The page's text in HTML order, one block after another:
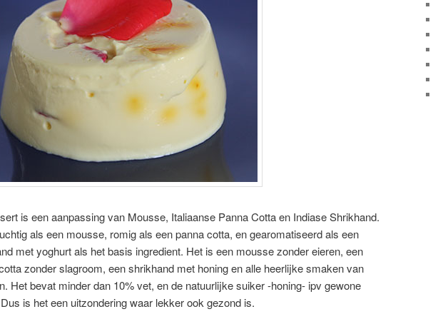
is een aanpassing van Mousse, Italiaanse Panna Cotta en Indiase Shrikhand.
als een mousse, romig als een panna cotta, en gearomatiseerd als een
met yoghurt als het basis ingredient. Het is een mousse zonder eieren, een
zonder slagroom, een shrikhand met honing en alle heerlijke smaken van
Het bevat minder dan 10% vet, en de natuurlijke suiker -honing- ipv gewone
is het een uitzondering waar lekker ook gezond is.